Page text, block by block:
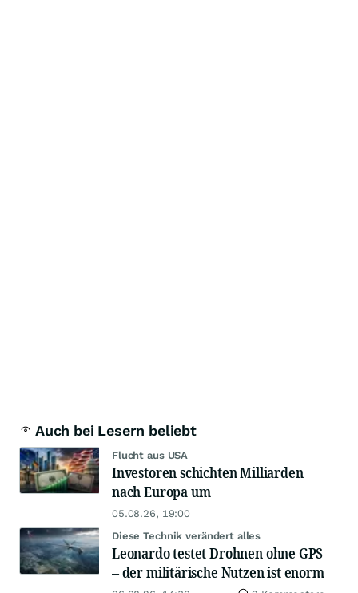
Auch bei Lesern beliebt
Flucht aus USA
Investoren schichten Milliarden
nach Europa um
05.08.26, 19:00
Diese Technik verändert alles
Leonardo testet Drohnen ohne GPS
– der militärische Nutzen ist enorm